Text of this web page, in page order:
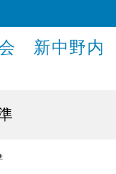
新中野内